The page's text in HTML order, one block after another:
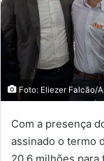
Foto: Eliezer Falcão/
Com a presença
assinado o termo